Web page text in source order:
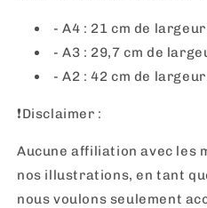
- A4 : 21 cm de
- A3 : 29,7 cm de
- A2 : 42 cm de
❗️Disclaimer :
Aucune affiliation avec les
nos illustrations, en tant
nous voulons seulement